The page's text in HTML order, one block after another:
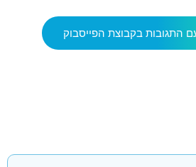
התגובות בקבוצת הפייסבוק